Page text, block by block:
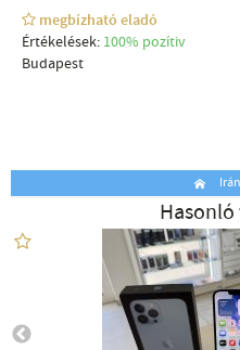
megbízható eladó
Értékelések: 100% pozítiv
Budapest